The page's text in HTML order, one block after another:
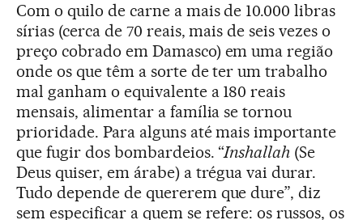
Com o quilo de carne a mais de 10.000 libras
sírias (cerca de 70 reais, mais de seis vezes o
preço cobrado em Damasco) em uma região
onde os que têm a sorte de ter um trabalho
mal ganham o equivalente a 180 reais
mensais, alimentar a família se tornou
prioridade. Para alguns até mais importante
que fugir dos bombardeios. “Inshallah (Se
Deus quiser, em árabe) a trégua vai durar.
Tudo depende de quererem que dure”, diz
sem especificar a quem se refere: os russos, os